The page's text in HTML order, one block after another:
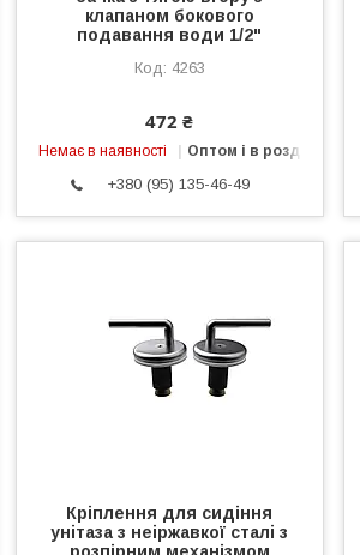
клапаном бокового
подавання води 1/2"
4263
472 ₴
Немає в наявності Оптом і в роздріб
+380 (95) 135-46-49
Кріплення для сидіння
унітаза з неіржавкої сталі з